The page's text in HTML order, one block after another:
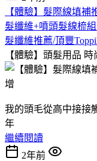
【體驗】髮際線填補
髮纖維+噴頭髮線梳
髮纖維推薦/頂豐
【體驗】頭髮用品 時
我的頭毛從高中接接
年
繼續閱讀
2年前